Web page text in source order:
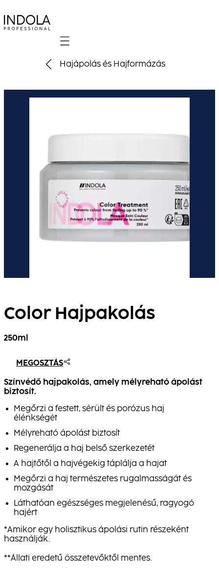
Mobile navigation
Hajápolás és Hajformázás
Color Hajpakolás
250ml
MEGOSZTÁS
Színvédő hajpakolás, amely mélyreható ápolást
biztosít.
Megőrzi a festett, sérült és porózus haj
élénkségét
Mélyreható ápolást biztosít
Regenerálja a haj belső szerkezetét
A hajtőtől a hajvégekig táplálja a hajat
Megőrzi a haj természetes rugalmasságát és
mozgását
Láthatóan egészséges megjelenésű, ragyogó
hajért
*Amikor egy holisztikus ápolási rutin részeként
használják.
**Állati eredetű összetevőktől mentes.